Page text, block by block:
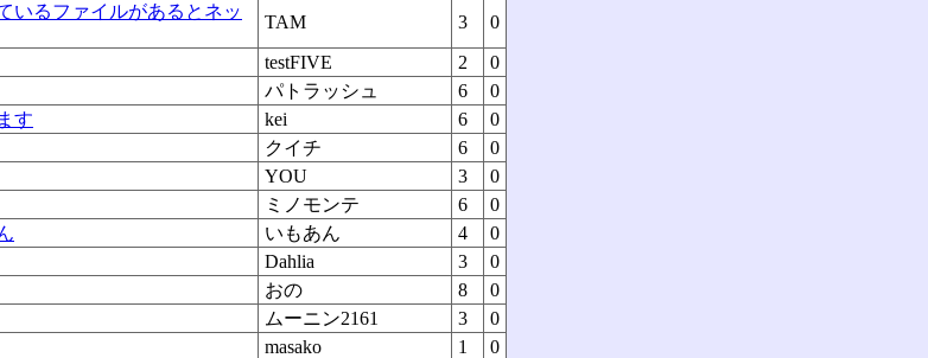
いるファイルがあるとネッ
TAM 3
0
testFIVE 2
0
パトラッシュ 6
0
す kei 6
0
クイチ 6
0
YOU 3
0
ミノモンテ 6
0
いもあん 4
0
Dahlia 3
0
おの 8
0
ムーニン2161 3
0
masako 1
0